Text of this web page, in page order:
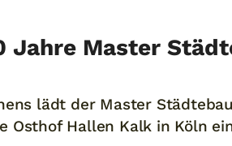
Jahre Master
lädt der Master
Osthof Hallen Kalk in Köln